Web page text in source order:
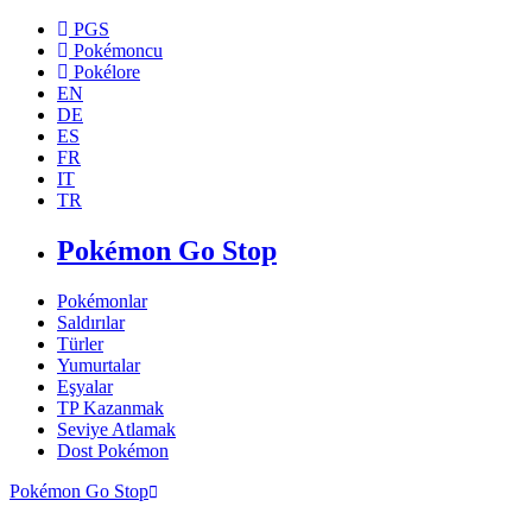
PGS
Pokémoncu
Pokélore
EN
DE
ES
FR
IT
TR
Pokémon Go Stop
Pokémonlar
Saldırılar
Türler
Yumurtalar
Eşyalar
TP Kazanmak
Seviye Atlamak
Dost Pokémon
Pokémon Go Stop